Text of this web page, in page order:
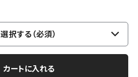
選択する（必須）
カートに入れる